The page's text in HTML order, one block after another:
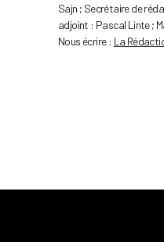
Sajn ; Secrétaire de
adjoint : Pascal Linte ;
Nous écrire : La